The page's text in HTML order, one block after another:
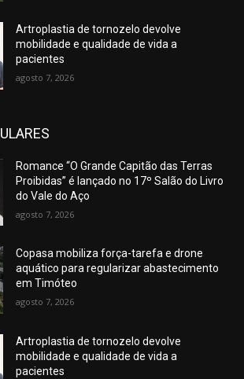
Artroplastia de tornozelo devolve
mobilidade e qualidade de vida a
pacientes
agosto 7, 2026
Romance “O Grande Capitão das Terras
Proibidas” é lançado no 17º Salão do Livro
do Vale do Aço
agosto 7, 2026
Copasa mobiliza força-tarefa e drone
aquático para regularizar abastecimento
em Timóteo
agosto 7, 2026
Artroplastia de tornozelo devolve
mobilidade e qualidade de vida a
pacientes